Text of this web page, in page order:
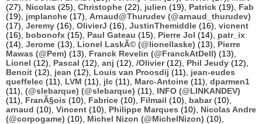
(27), Nicolas (25), Christophe (22), julien (19), Patrick (19), Fab
(19), jmplanche (17), Arnaud@Thurudev (@arnaud_thurudev)
(17), Jeremy (16), OlivierJ (16), JustinThemiddle (16), vicnent
(16), bobonofx (15), Paul Gateau (15), Pierre Jol (14), patr_ix
(14), Jerome (13), Lionel LaskÃ© (@lionellaske) (13), Pierre
Mawas (@Pem) (13), Franck Revelin (@FranckAtDell) (13),
Lionel (12), Pascal (12), anj (12), /Olivier(12), Phil Jeudy (12),
Benoit (12), jean (12), Louis van Proosdij (11), jean-eudes
queffelec (11), LVM (11), jlc (11), Marc-Antoine (11), dparmen1
(11), (@slebarque) (@slebarque) (11), INFO (@LINKANDEV)
(11), FranÃ§ois (10), Fabrice (10), Filmail (10), babar(10),
arnaud (10), Vincent (10), Philippe Marques (10), Nicolas Andre
(@corpogame) (10), Michel Nizon (@MichelNizon) (10),